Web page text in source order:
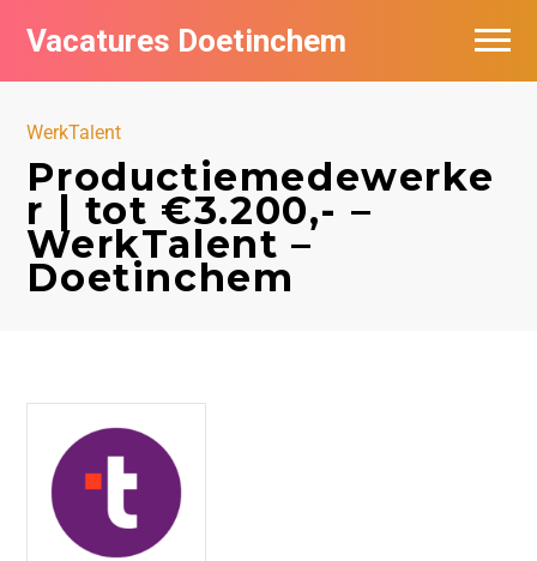
Vacatures Doetinchem
WerkTalent
Productiemedewerke
r | tot €3.200,- –
WerkTalent –
Doetinchem
Vacatures per bedrijf
Nieuwsbrief feed